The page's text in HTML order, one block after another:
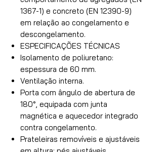
1367-1) e concreto (EN 12390-9)
em relação ao congelamento e
descongelamento.
ESPECIFICAÇÕES TÉCNICAS
Isolamento de poliuretano:
espessura de 60 mm.
Ventilação interna.
Porta com ângulo de abertura de
180°, equipada com junta
magnética e aquecedor integrado
contra congelamento.
Prateleiras removíveis e ajustáveis